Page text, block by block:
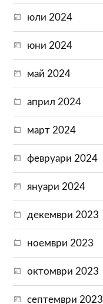
юли 2024
юни 2024
май 2024
април 2024
март 2024
февруари 2024
януари 2024
декември 2023
ноември 2023
октомври 2023
септември 2023